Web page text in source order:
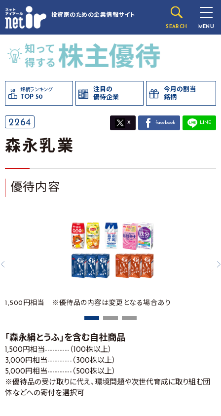
投資家のための企業情報サイト
SEARCH MENU
銘柄ランキング
TOP 50
注目の
優待企業
今月の割当
銘柄
2264 X facebook LINE
森永乳業
優待内容
1,500円相当 ※優待品の内容は変更となる場合あり
「森永絹とうふ」を含む自社商品
1,500円相当----------（100株以上）
3,000円相当----------（300株以上）
5,000円相当----------（500株以上）
※優待品の受け取りに代え、環境問題や次世代育成に取り組む団
体などへの寄付を選択可